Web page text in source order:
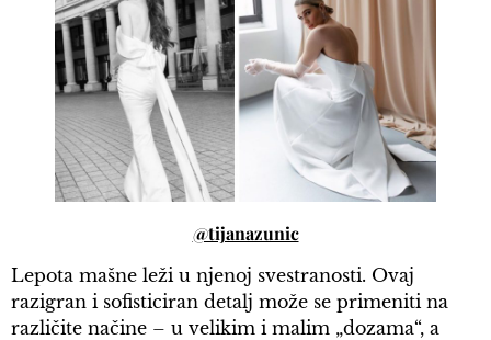
@tijanazunic
Lepota mašne leži u njenoj svestranosti. Ovaj
razigran i sofisticiran detalj može se primeniti na
različite načine – u velikim i malim „dozama“, a